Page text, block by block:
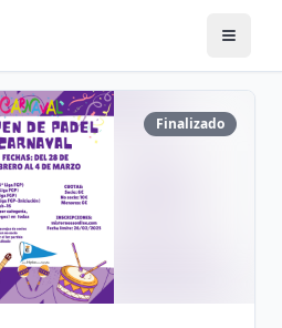
Finalizado